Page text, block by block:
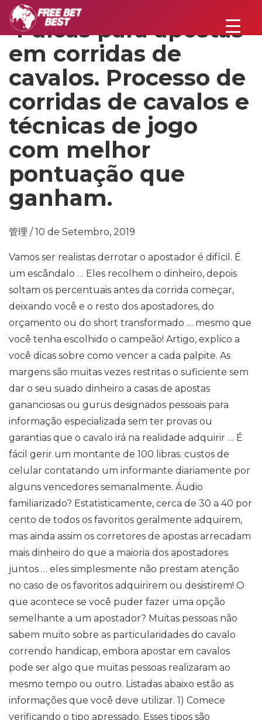
4 dicas para apostas
em corridas de
cavalos. Processo de
corridas de cavalos e
técnicas de jogo
com melhor
pontuação que
ganham.
管理 / 10 de Setembro, 2019
Vamos ser realistas derrotar o apostador é difícil. É
um escândalo … Eles recolhem o dinheiro, depois
soltam os percentuais antes da corrida começar,
deixando você e o resto dos apostadores, do
orçamento ou do short transformado … mesmo que
você tenha escolhido o campeão! Artigo, explico a
você dicas sobre como vencer a cada palpite. As
margens são muitas vezes restritas o suficiente sem
dar o seu suado dinheiro a casas de apostas
gananciosas ou gurus designados pessoais para
informação especializada sem ter provas ou
garantias que o cavalo irá na realidade adquirir … É
fácil gerir um montante de 100 libras. custos de
celular contatando um informante diariamente por
alguns vencedores semanalmente. Áudio
familiarizado? Estatisticamente, cerca de 30 a 40 por
cento de todos os favoritos geralmente adquirem,
mas ainda assim os corretores de apostas arrecadam
mais dinheiro do que a maioria dos apostadores
juntos … eles simplesmente não prestam atenção
no caso de os favoritos adquirirem ou desistirem! O
que acontece se você puder fazer uma opção
semelhante a um apostador? Muitas pessoas não
sabem muito sobre as particularidades do cavalo
correndo handicap, embora apostar em cavalos
pode ser algo que muitas pessoas realizaram ao
mesmo tempo ou outro. Listadas abaixo estão as
informações que você deve utilizar. 1) Comece
verificando o tipo apressado. Esses tipos são